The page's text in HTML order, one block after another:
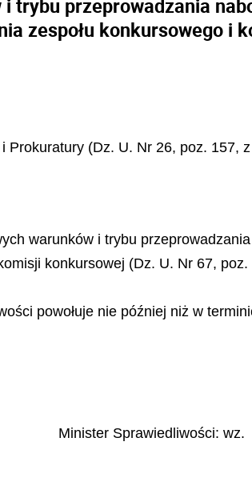
trybu przeprowadzania
zespołu konkursowego i
(Dz. U. Nr 26, poz. 157,
warunków i trybu
konkursowej (Dz. U. Nr 67,
powołuje nie później niż w
Minister Sprawiedliwości: wz.